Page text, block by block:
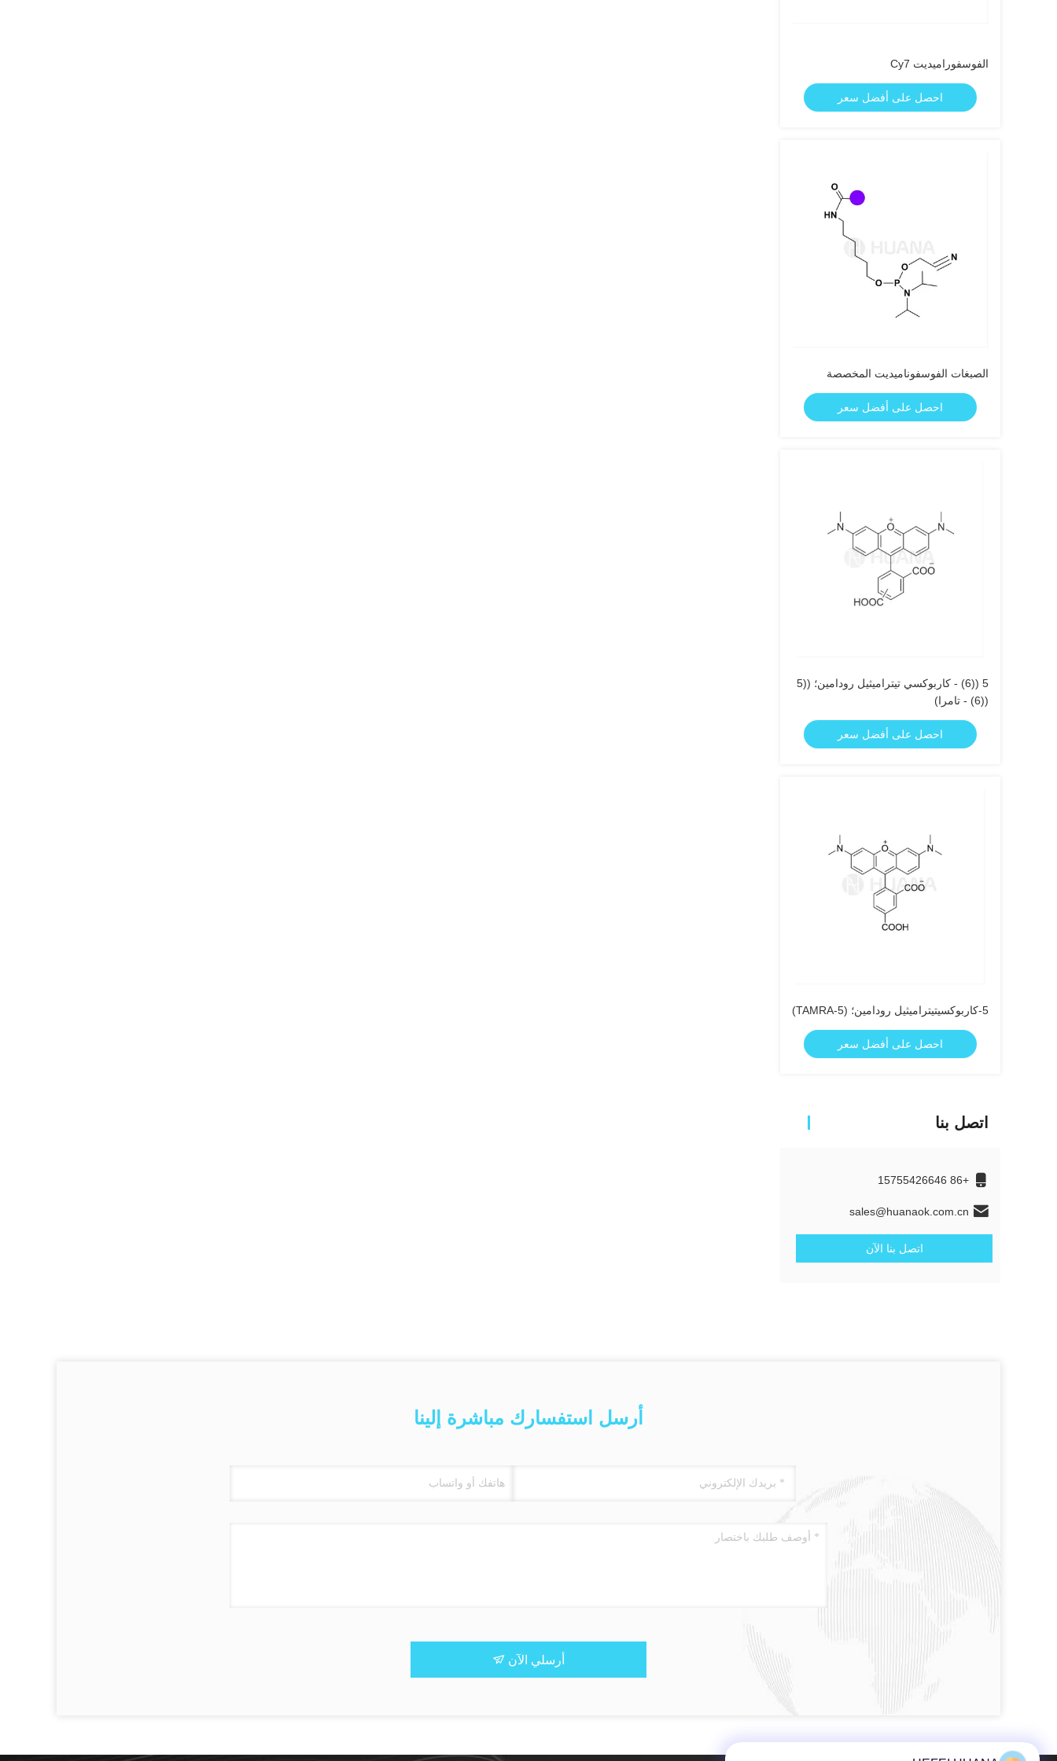
الفوسفوراميديت Cy7
احصل على أفضل سعر
الصبغات الفوسفوناميديت المخصصة
احصل على أفضل سعر
5 ((6) - كاربوكسي تيتراميثيل رودامين؛ ((5
((6) - تامرا)
احصل على أفضل سعر
5-كاربوكسيتيتراميثيل رودامين؛ (5-TAMRA)
احصل على أفضل سعر
اتصل بنا
+86 15755426646
sales@huanaok.com.cn
اتصل بنا الآن
أرسل استفسارك مباشرة إلينا
أرسلي الآن